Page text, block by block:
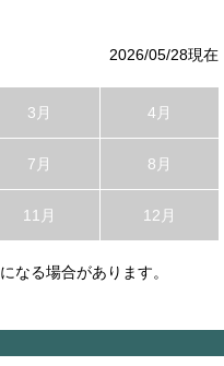
2026/05/28現在
3月 4月
7月 8月
11月 12月
なる場合があります。